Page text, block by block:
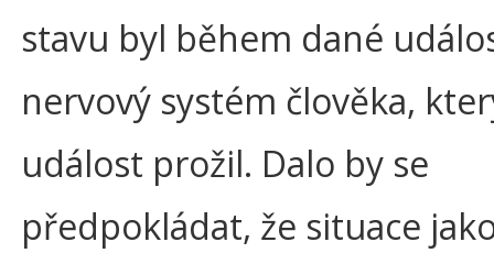
stavu byl během dané
nervový systém člověka,
událost prožil. Dalo by se
předpokládat, že situace